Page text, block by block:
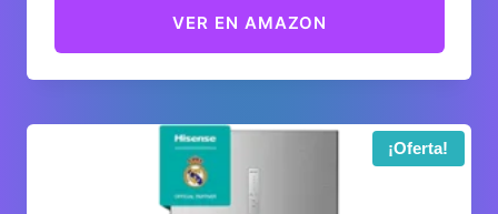
197,84 €.
es:
192,16 €.
VER EN AMAZON
¡Oferta!